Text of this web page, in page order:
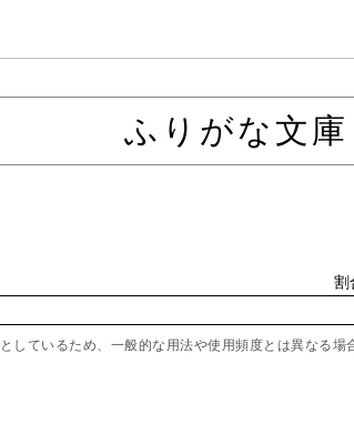
ふりがな文庫
割
しているため、一般的な用法や使用頻度とは異なる場